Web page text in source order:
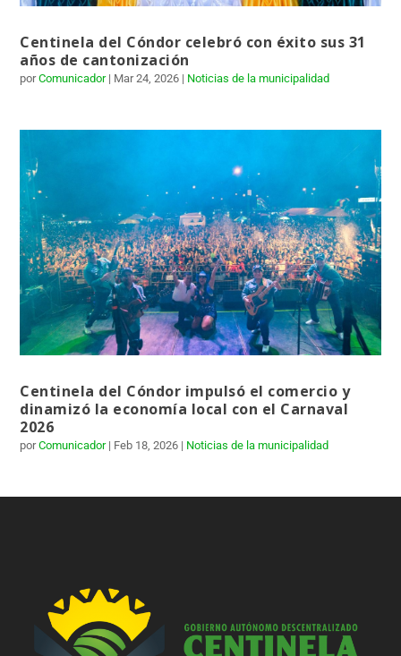
Centinela del Cóndor celebró con éxito sus 31
años de cantonización
porComunicador| Mar 24, 2026 | Noticias de la municipalidad
Centinela del Cóndor impulsó el comercio y
dinamizó la economía local con el Carnaval
2026
porComunicador| Feb 18, 2026 | Noticias de la municipalidad